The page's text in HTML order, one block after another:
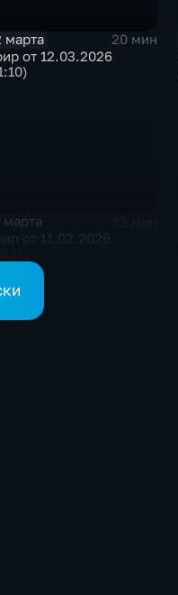
марта
20 мин
от 12.03.2026
марта